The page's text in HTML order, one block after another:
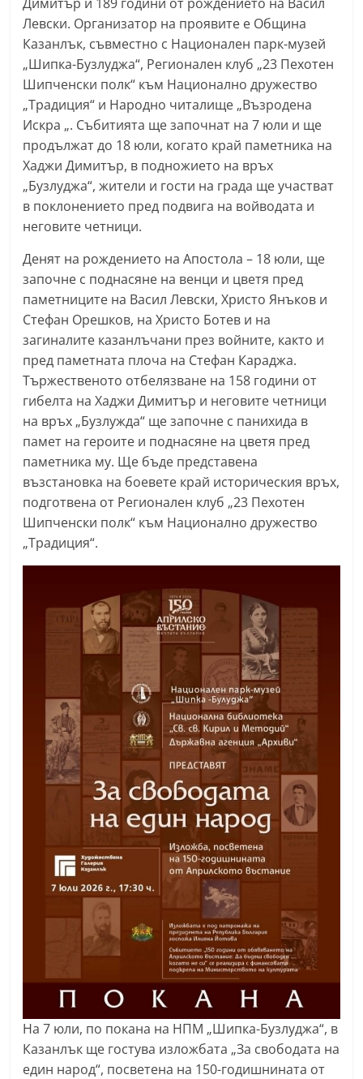
a
k
.
i
n
f
o
,
a
z
a
n
l
a
k
-
b
g
.
,
g
a
l
e
-
k
a
z
n
l
c
o
m
Левски. Организатор на проявите е Община
Казанлък, съвместно с Националeн парк-музей
„Шипка-Бузлуджа“, Регионалeн клуб „23 Пехотен
Шипченски полк“ към Национално дружество
„Традиция“ и Народно читалище „Възродена
Искра „. Събитията ще започнат на 7 юли и ще
продължат до 18 юли, когато край паметника на
Хаджи Димитър, в подножието на връх
„Бузлуджа“, жители и гости на града ще участват
в поклонението пред подвига на войводата и
неговите четници.
Денят на рождението на Апостола – 18 юли, ще
започне с поднасяне на венци и цветя пред
паметниците на Васил Левски, Христо Янъков и
Стефан Орешков, на Христо Ботев и на
загиналите казанлъчани през войните, както и
пред паметната плоча на Стефан Караджа.
Тържественото отбелязване на 158 години от
гибелта на Хаджи Димитър и неговите четници
на връх „Бузлужда“ ще започне с панихида в
памет на героите и поднасяне на цветя пред
паметника му. Ще бъде представена
възстановка на боевете край историческия връх,
подготвена от Регионален клуб „23 Пехотен
Шипченски полк“ към Национално дружество
„Традиция“.
На 7 юли, по покана на НПМ „Шипка-Бузлуджа“, в
Казанлък ще гостува изложбата „За свободата на
един народ“, посветена на 150-годишнината от